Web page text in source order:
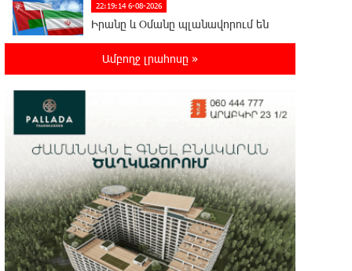
22:19:14 6-08-2026
Իրանը և Օմանը պլանավորում են
նավագնացության կառուցվածքը
8-ամյա Մոնթե Մուրադյանն ու
են Արարատի գագաթը
21:41:25 6-08-2026
Վթար Լոռու մարզում․
փրկարարները վարորդին դուրս են
բերել արգելափակումից
Ամբողջ լրահոսը »